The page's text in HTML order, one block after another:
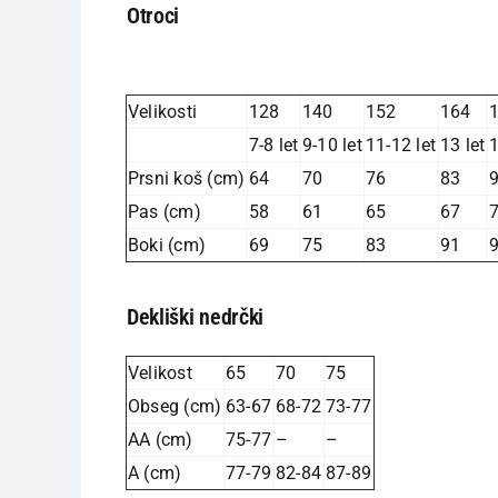
Otroci
Velikosti 128 140 152 164
7-8 let 9-10 let 11-12 let 13 let
Prsni koš (cm) 64 70 76 83
Pas (cm)
58 61 65 67
Boki (cm)
69 75 83 91
Dekliški nedrčki
Velikost 65 70
75
Obseg (cm) 63-67 68-72 73-77
AA (cm)
75-77 –
–
A (cm)
77-79 82-84 87-89